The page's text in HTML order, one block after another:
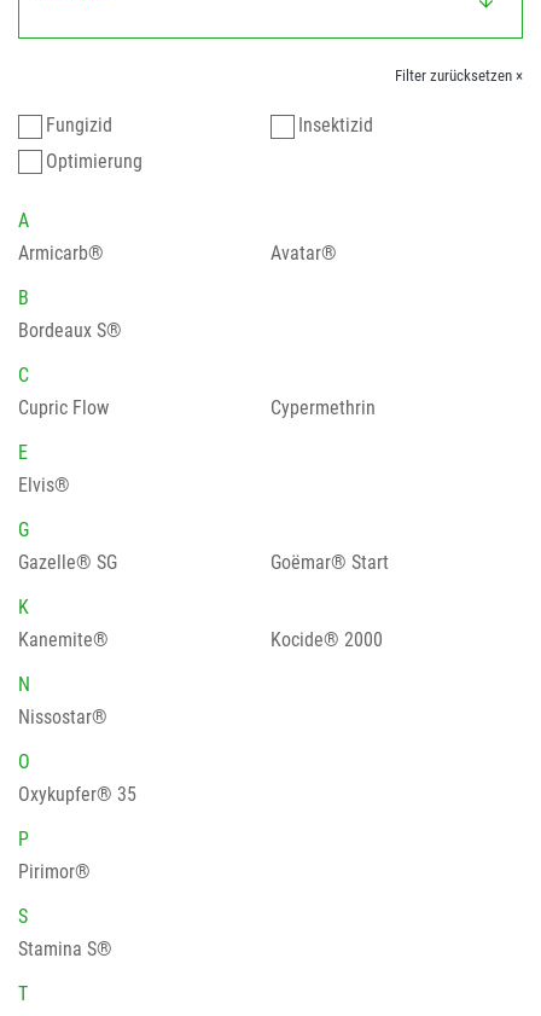
Filter zurücksetzen ×
Fungizid
Insektizid
Optimierung
A
Armicarb®
Avatar®
B
Bordeaux S®
C
Cupric Flow
Cypermethrin
E
Elvis®
G
Gazelle® SG
Goëmar® Start
K
Kanemite®
Kocide® 2000
N
Nissostar®
O
Oxykupfer® 35
P
Pirimor®
S
Stamina S®
T